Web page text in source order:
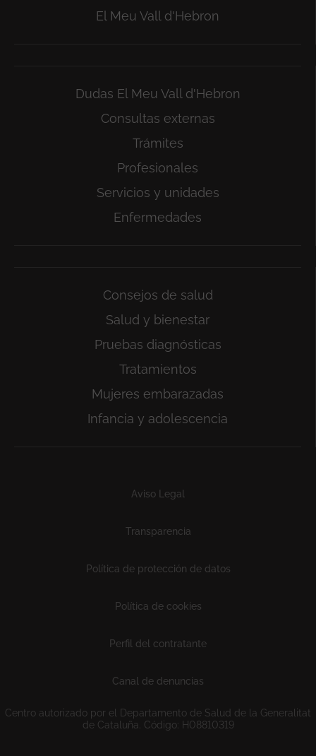
El Meu Vall d'Hebron
Dudas El Meu Vall d'Hebron
Consultas externas
Trámites
Profesionales
Servicios y unidades
Enfermedades
Consejos de salud
Salud y bienestar
Pruebas diagnósticas
Tratamientos
Mujeres embarazadas
Infancia y adolescencia
Aviso Legal
Transparencia
Política de protección de datos
Política de cookies
Perfil del contratante
Canal de denuncias
Centro autorizado por el Departamento de Salud de la Generalitat
de Cataluña. Código: H08810319